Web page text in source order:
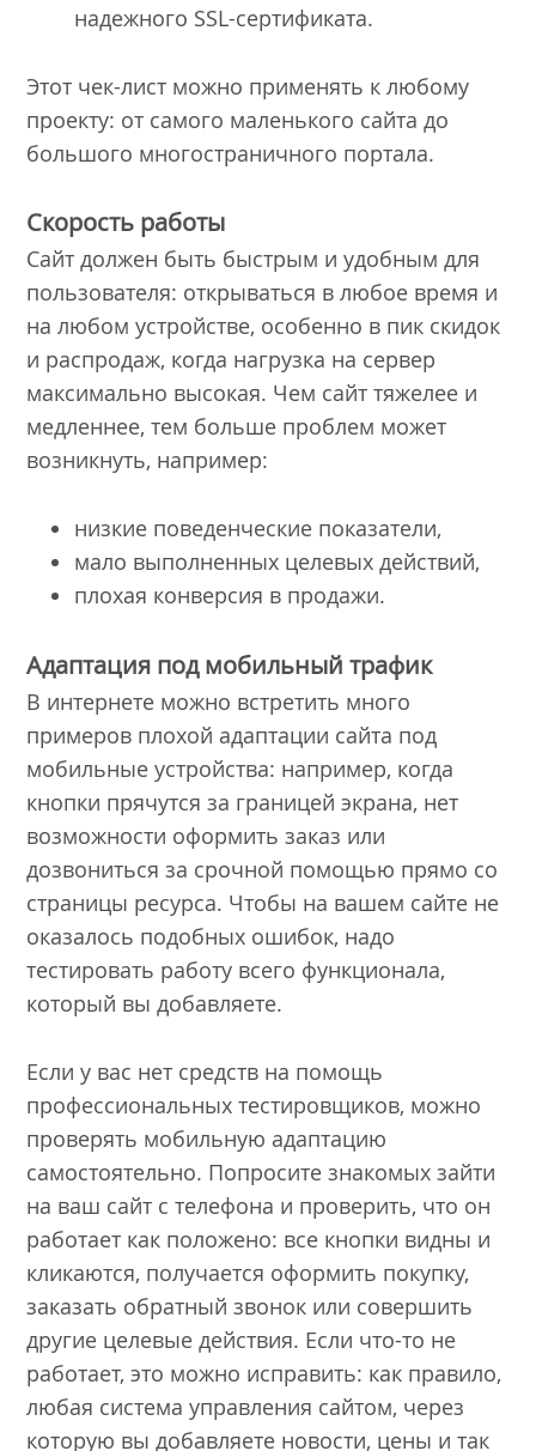
надежного SSL-сертификата.
Этот чек-лист можно применять к любому
проекту: от самого маленького сайта до
большого многостраничного портала.
Скорость работы
Сайт должен быть быстрым и удобным для
пользователя: открываться в любое время и
на любом устройстве, особенно в пик скидок
и распродаж, когда нагрузка на сервер
максимально высокая. Чем сайт тяжелее и
медленнее, тем больше проблем может
возникнуть, например:
низкие поведенческие показатели,
мало выполненных целевых действий,
плохая конверсия в продажи.
Адаптация под мобильный трафик
В интернете можно встретить много
примеров плохой адаптации сайта под
мобильные устройства: например, когда
кнопки прячутся за границей экрана, нет
возможности оформить заказ или
дозвониться за срочной помощью прямо со
страницы ресурса. Чтобы на вашем сайте не
оказалось подобных ошибок, надо
тестировать работу всего функционала,
который вы добавляете.
Если у вас нет средств на помощь
профессиональных тестировщиков, можно
проверять мобильную адаптацию
самостоятельно. Попросите знакомых зайти
на ваш сайт с телефона и проверить, что он
работает как положено: все кнопки видны и
кликаются, получается оформить покупку,
заказать обратный звонок или совершить
другие целевые действия. Если что-то не
работает, это можно исправить: как правило,
любая система управления сайтом, через
которую вы добавляете новости, цены и так